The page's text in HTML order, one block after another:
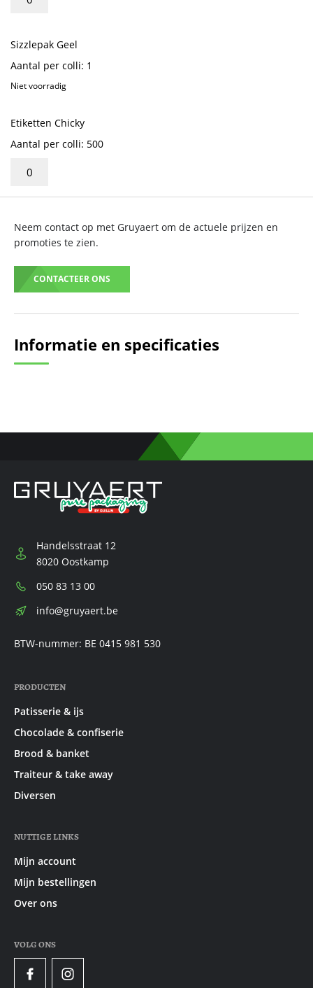
Sizzlepak Geel
Aantal per colli: 1
Niet voorradig
Etiketten Chicky
Aantal per colli: 500
Neem contact op met Gruyaert om de actuele prijzen en
promoties te zien.
CONTACTEER ONS
Informatie en specificaties
Handelsstraat 12
8020 Oostkamp
Telefoon:
050 83 13 00
E-
info@gruyaert.be
BTW-nummer: BE 0415 981 530
PRODUCTEN
Patisserie & ijs
Chocolade & confiserie
Brood & banket
Traiteur & take away
Diversen
NUTTIGE LINKS
Mijn account
Mijn bestellingen
Over ons
VOLG ONS
FacebookInstagram